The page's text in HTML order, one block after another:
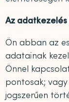
Az
Ön abban az
adatainak
Önnel
pontosak;
jogszerűen